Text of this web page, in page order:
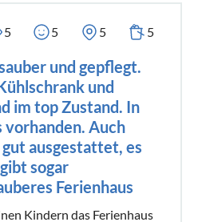
5 5 5 5
und gepflegt.
und
im top Zustand. In
vorhanden. Auch
ausgestattet, es
sogar
Ferienhaus
Kindern das Ferienhaus